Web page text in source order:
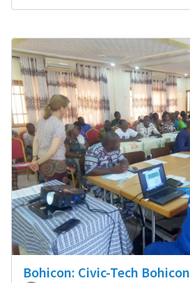
Bohicon: Civic-Tech Bohicon